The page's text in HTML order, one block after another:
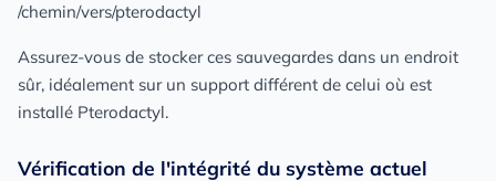
/chemin/vers/pterodactyl
Assurez-vous de stocker ces sauvegardes dans un endroit
sûr, idéalement sur un support différent de celui où est
installé Pterodactyl.
Vérification de l'intégrité du système actuel